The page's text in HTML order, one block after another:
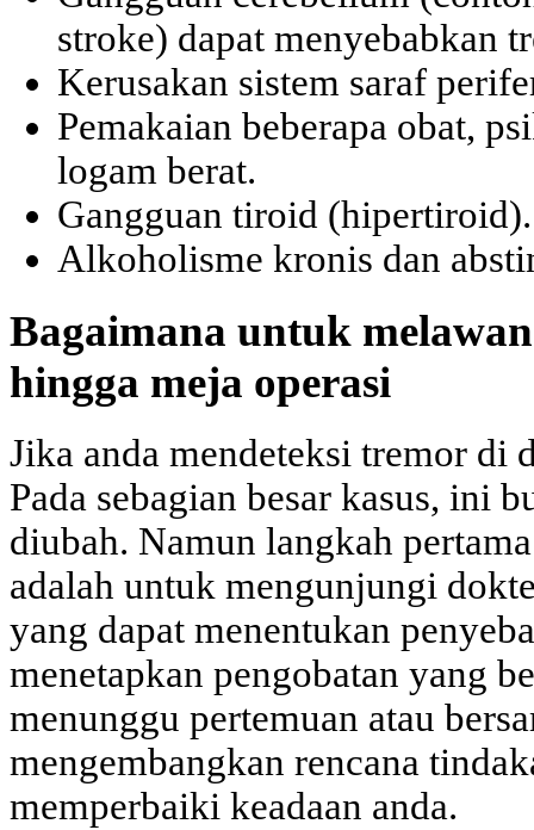
stroke) dapat menyebabkan
Kerusakan sistem saraf
Pemakaian beberapa obat,
logam berat.
Gangguan tiroid (hipertiroid).
Alkoholisme kronis dan
Bagaimana untuk
hingga meja operasi
Jika anda mendeteksi tremor di
Pada sebagian besar kasus, ini
diubah. Namun langkah
adalah untuk mengunjungi
yang dapat menentukan
menetapkan pengobatan yang
menunggu pertemuan atau
mengembangkan rencana
memperbaiki keadaan anda.